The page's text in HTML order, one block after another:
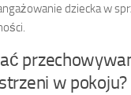
dziecka w
w pokoju?